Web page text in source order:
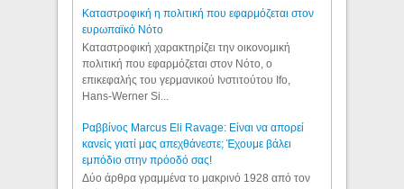
Καταστροφική η πολιτική που εφαρμόζεται στον
ευρωπαϊκό Νότο
Καταστροφική χαρακτηρίζει την οικονομική
πολιτική που εφαρμόζεται στον Νότο, ο
επικεφαλής του γερμανικού Ινστιτούτου Ifo,
Hans-Werner Si...
Ραββίνος Marcus Eli Ravage: Είναι να απορεί
κανείς γιατί μας απεχθάνεστε; Έχουμε βάλει
εμπόδιο στην πρόοδό σας!
Δύο άρθρα γραμμένα το μακρινό 1928 από τον